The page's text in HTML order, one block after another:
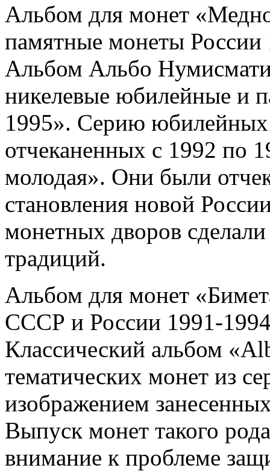
Альбом для монет
памятные монеты России
Альбом Альбо
никелевые юбилейные и
1995». Серию
отчеканенных с 1992 по
молодая». Они были
становления новой
монетных дворов
традиций.
Альбом для монет
СССР и России 1991-
Классический альбом
тематических монет из
изображением
Выпуск монет такого
внимание к проблеме